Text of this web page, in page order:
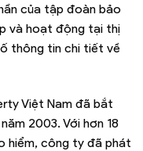
của tập đoàn bảo
và hoạt động tại thị
thông tin chi tiết về
Việt Nam đã bắt
2003. Với hơn 18
hiểm, công ty đã phát